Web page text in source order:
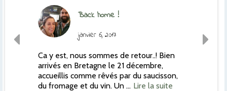
Back home !
janvier 6, 2017
Ca y est, nous sommes de retour..! Bien
arrivés en Bretagne le 21 décembre,
accueillis comme rêvés par du saucisson,
du fromage et du vin. Un … Lire la suite